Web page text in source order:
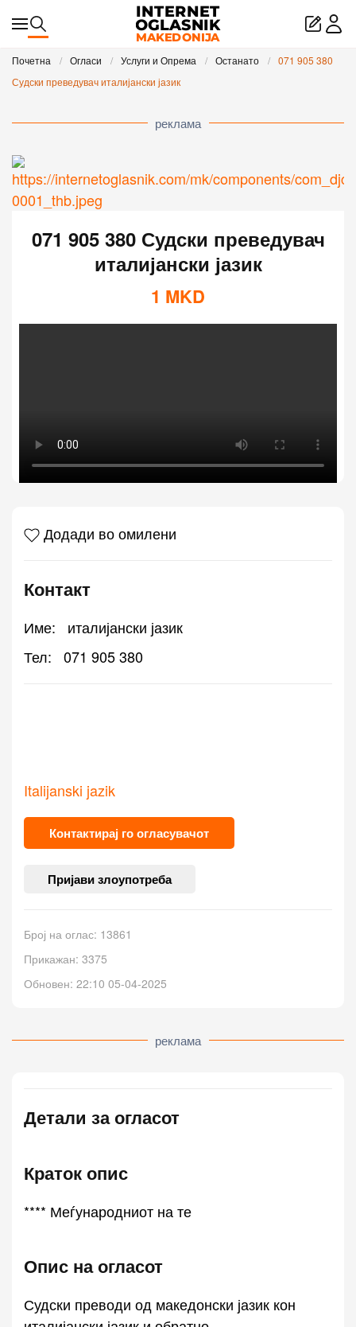
Skip to main content
Почетна Огласи Услуги и Опрема Останато
071 905 380
Судски преведувач италијански јазик
реклама
071 905 380 Судски преведувач
италијански јазик
1 MKD
Додади во омилени
Контакт
Име:
италијански јазик
Тел:
071 905 380
Italijanski jazik
Контактирај го огласувачот
Пријави злоупотреба
Број на оглас: 13861
Прикажан: 3375
Обновен: 22:10 05-04-2025
реклама
Детали за огласот
Краток опис
**** Меѓународниот на те
Опис на огласот
Судски преводи од македонски јазик кон